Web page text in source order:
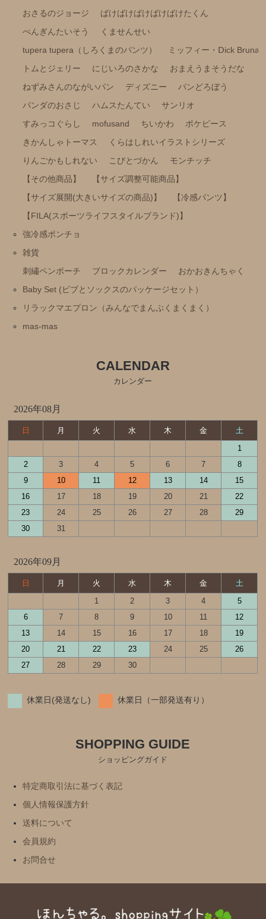
【サイズ調整可能商品】
【サイズ展開(大きいサイズの商品)】
【冷感パンツ】
【FILA(スポーツライフスタイルブランド)】
雑貨
刺繡ペンポーチ
ブロックカレンダー
おかおきんちゃく
リラックマエプロン（みんなでまんぷくまくまく）
mas-mas
おさるのジョージ
ばけばけばけばけばけたくん
ぺんぎんたいそう
くませんせい
tupera tupera（しろくまのパンツ）
ミッフィー・Ⅾick Bruna
トムとジェリー
にじいろのさかな
おまえうまそうだな
ねずみさんのながいパン
ディズニー
パンどろぼう
パンダのおさじ
ハムスたんてい
サンリオ
すみっコぐらし
mofusand ちいかわ
ポケピース
きかんしゃトーマス
くらはしれいイラストシリーズ
りんごかもしれない
こびとづかん
モンチッチ
【その他商品】
【サイズ調整可能商品】
【サイズ展開(大きいサイズの商品)】
【冷感パンツ】
【FILA(スポーツライフスタイルブランド)】
強冷感ポンチョ
雑貨
刺繡ペンポーチ
ブロックカレンダー
おかおきんちゃく
Baby Set (ビブとソックスのパッケージセット）
リラックマエプロン（みんなでまんぷくまくまく）
mas-mas
CALENDAR
カレンダー
2026年08月
日 月 火 水 木 金
土
1
2
3 4 5 6 7
8
9
10 11 12 13 14
15
16
17 18 19 20 21
22
23
24 25 26 27 28
29
30
31
2026年09月
日 月 火 水 木 金
土
1
2 3 4
5
6
7 8 9 10 11
12
13
14 15 16 17 18
19
20
21 22 23 24 25
26
27
28 29 30
休業日(発送なし) 休業日（一部発送有り）
SHOPPING GUIDE
ショッピングガイド
特定商取引法に基づく表記
個人情報保護方針
送料について
会員規約
お問合せ